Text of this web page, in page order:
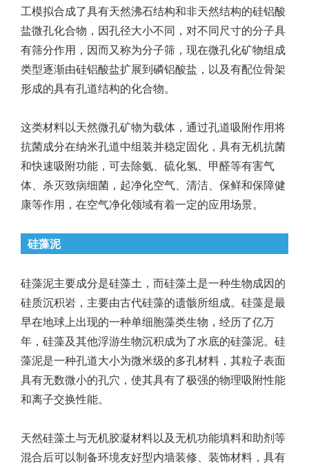
工模拟合成了具有天然沸石结构和非天然结构的硅铝酸
盐微孔化合物，因孔径大小不同，对不同尺寸的分子具
有筛分作用，因而又称为分子筛，现在微孔化矿物组成
类型逐渐由硅铝酸盐扩展到磷铝酸盐，以及有配位骨架
形成的具有孔道结构的化合物。
这类材料以天然微孔矿物为载体，通过孔道吸附作用将
抗菌成分在纳米孔道中组装并稳定固化，具有无机抗菌
和快速吸附功能，可去除氨、硫化氢、甲醛等有害气
体、杀灭致病细菌，起净化空气、清洁、保鲜和保障健
康等作用，在空气净化领域有着一定的应用场景。
硅藻泥
硅藻泥主要成分是硅藻土，而硅藻土是一种生物成因的
硅质沉积岩，主要由古代硅藻的遗骸所组成。硅藻是最
早在地球上出现的一种单细胞藻类生物，经历了亿万
年，硅藻及其他浮游生物沉积成为了水底的硅藻泥。硅
藻泥是一种孔道大小为微米级的多孔材料，其粒子表面
具有无数微小的孔穴，使其具有了极强的物理吸附性能
和离子交换性能。
天然硅藻土与无机胶凝材料以及无机功能填料和助剂等
混合后可以制备环境友好型内墙装修、装饰材料，具有